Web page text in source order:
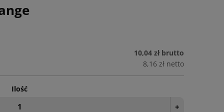
10,04 zł brutto
8,16 zł netto
Ilość
+